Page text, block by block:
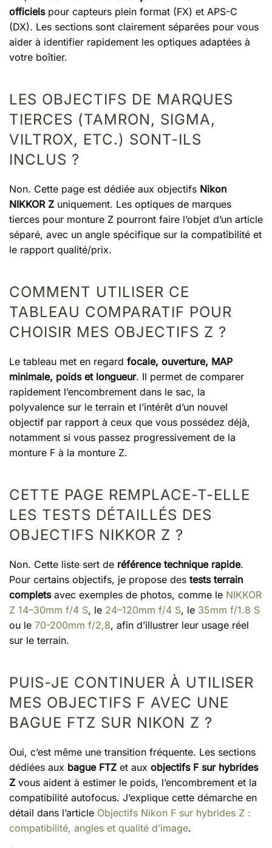
officielspour capteurs plein format (FX) et APS-C
(DX). Les sections sont clairement séparées pour vous
aider à identifier rapidement les optiques adaptées à
votre boîtier.
LES OBJECTIFS DE MARQUES
TIERCES (TAMRON, SIGMA,
VILTROX, ETC.) SONT-ILS
INCLUS ?
Non. Cette page est dédiée aux objectifs Nikon
NIKKOR Z uniquement. Les optiques de marques
tierces pour monture Z pourront faire l’objet d’un article
séparé, avec un angle spécifique sur la compatibilité et
le rapport qualité/prix.
COMMENT UTILISER CE
TABLEAU COMPARATIF POUR
CHOISIR MES OBJECTIFS Z ?
Le tableau met en regard focale, ouverture, MAP
minimale, poids et longueur. Il permet de comparer
rapidement l’encombrement dans le sac, la
polyvalence sur le terrain et l’intérêt d’un nouvel
objectif par rapport à ceux que vous possédez déjà,
notamment si vous passez progressivement de la
monture F à la monture Z.
CETTE PAGE REMPLACE-T-ELLE
LES TESTS DÉTAILLÉS DES
OBJECTIFS NIKKOR Z ?
Non. Cette liste sert de référence technique rapide.
Pour certains objectifs, je propose des tests terrain
completsavec exemples de photos, comme le NIKKOR
Z 14–30mm f/4 S, le 24–120mm f/4 S, le 35mm f/1.8 S
ou le 70-200mm f/2,8, afin d’illustrer leur usage réel
sur le terrain.
PUIS-JE CONTINUER À UTILISER
MES OBJECTIFS F AVEC UNE
BAGUE FTZ SUR NIKON Z ?
Oui, c’est même une transition fréquente. Les sections
dédiées aux bague FTZ et aux objectifs F sur hybrides
Z vous aident à estimer le poids, l’encombrement et la
compatibilité autofocus. J’explique cette démarche en
détail dans l’article Objectifs Nikon F sur hybrides Z :
compatibilité, angles et qualité d’image.